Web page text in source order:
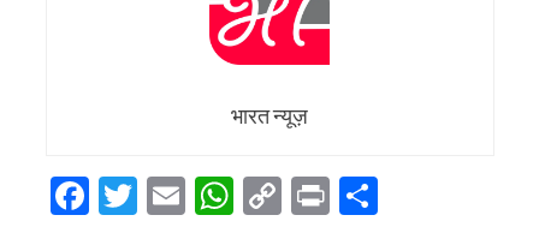
भारत न्यूज़
Facebook
Twitter
EmailWhatsApp
Copy
PrintShare